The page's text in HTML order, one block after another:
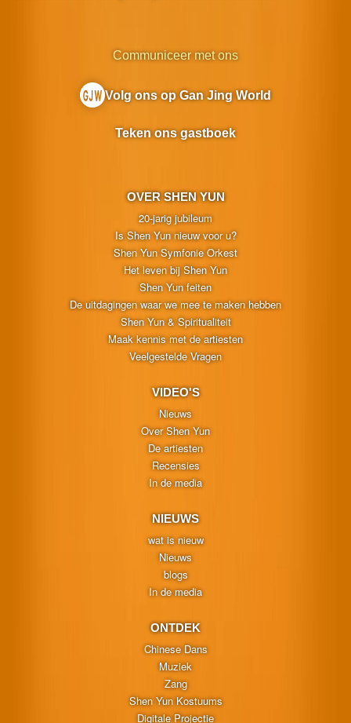
OVER SHEN YUN
20-jarig jubileum
Is Shen Yun nieuw voor u?
Shen Yun Symfonie Orkest
Het leven bij Shen Yun
Shen Yun feiten
De uitdagingen waar we mee te maken hebben
Shen Yun & Spiritualiteit
Maak kennis met de artiesten
Veelgestelde Vragen
VIDEO'S
Nieuws
Over Shen Yun
De artiesten
Recensies
In de media
NIEUWS
wat is nieuw
Nieuws
blogs
In de media
ONTDEK
Chinese Dans
Muziek
Zang
Shen Yun Kostuums
Digitale Projectie
Communiceer met ons
Volg ons op Gan Jing World
Teken ons gastboek